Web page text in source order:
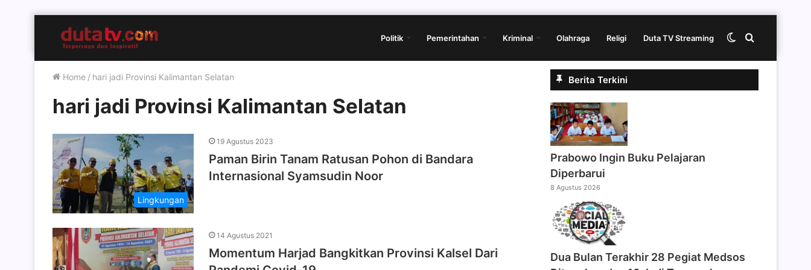
Politik Pemerintahan Kriminal Olahraga Religi Duta TV Streaming Cari
Switch
Home / hari jadi Provinsi Kalimantan Selatan
hari jadi Provinsi Kalimantan Selatan
Lingkungan
19 Agustus 2023
Paman Birin Tanam Ratusan Pohon di Bandara
Internasional Syamsudin Noor
14 Agustus 2021
Momentum Harjad Bangkitkan Provinsi Kalsel Dari
Berita Terkini
Prabowo Ingin Buku Pelajaran
Diperbarui
8 Agustus 2026
Dua Bulan Terakhir 28 Pegiat Medsos